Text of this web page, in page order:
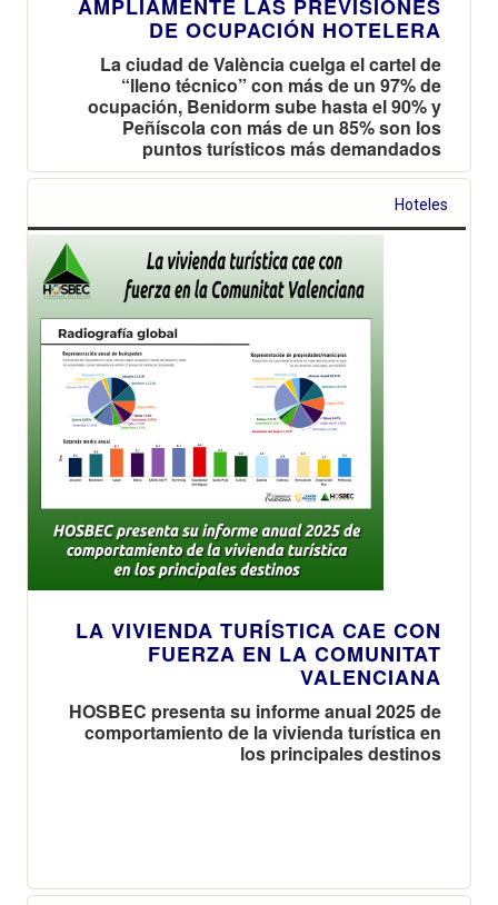
AMPLIAMENTE LAS PREVISIONES
DE OCUPACIÓN HOTELERA
La ciudad de València cuelga el cartel de
“lleno técnico” con más de un 97% de
ocupación, Benidorm sube hasta el 90% y
Peñíscola con más de un 85% son los
puntos turísticos más demandados
Hoteles
LA VIVIENDA TURÍSTICA CAE CON
FUERZA EN LA COMUNITAT
VALENCIANA
HOSBEC presenta su informe anual 2025 de
comportamiento de la vivienda turística en
los principales destinos